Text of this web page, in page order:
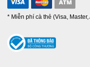
* Miễn phí cà thẻ (Visa, Master,